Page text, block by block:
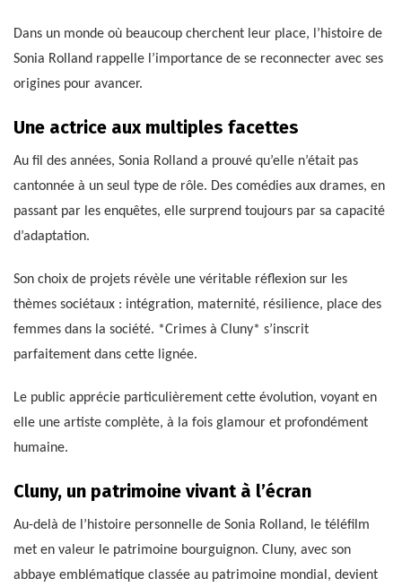
Dans un monde où beaucoup cherchent leur place, l’histoire de
Sonia Rolland rappelle l’importance de se reconnecter avec ses
origines pour avancer.
Une actrice aux multiples facettes
Au fil des années, Sonia Rolland a prouvé qu’elle n’était pas
cantonnée à un seul type de rôle. Des comédies aux drames, en
passant par les enquêtes, elle surprend toujours par sa capacité
d’adaptation.
Son choix de projets révèle une véritable réflexion sur les
thèmes sociétaux : intégration, maternité, résilience, place des
femmes dans la société. *Crimes à Cluny* s’inscrit
parfaitement dans cette lignée.
Le public apprécie particulièrement cette évolution, voyant en
elle une artiste complète, à la fois glamour et profondément
humaine.
Cluny, un patrimoine vivant à l’écran
Au-delà de l’histoire personnelle de Sonia Rolland, le téléfilm
met en valeur le patrimoine bourguignon. Cluny, avec son
abbaye emblématique classée au patrimoine mondial, devient